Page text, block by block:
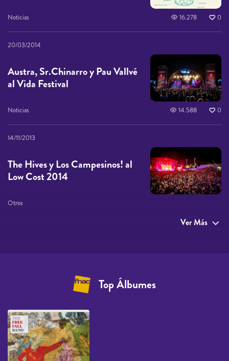
Noticias 16.278 0
20/03/2014
Austra, Sr.Chinarro y Pau Vallvé
al Vida Festival
Noticias 14.588 0
14/11/2013
The Hives y Los Campesinos! al
Low Cost 2014
Otros
Ver Más
Top Álbumes